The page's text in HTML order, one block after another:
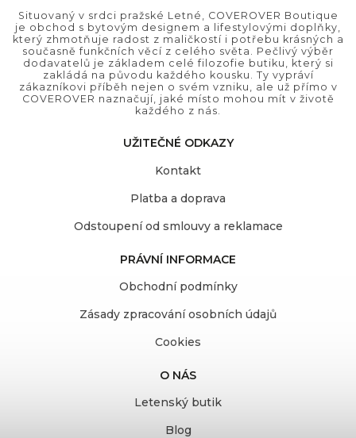
Situovaný v srdci pražské Letné, COVEROVER Boutique
je obchod s bytovým designem a lifestylovými doplňky,
který zhmotňuje radost z maličkostí i potřebu krásných a
současně funkčních věcí z celého světa. Pečlivý výběr
dodavatelů je základem celé filozofie butiku, který si
zakládá na původu každého kousku. Ty vypráví
zákazníkovi příběh nejen o svém vzniku, ale už přímo v
COVEROVER naznačují, jaké místo mohou mít v životě
každého z nás.
UŽITEČNÉ ODKAZY
Kontakt
Platba a doprava
Odstoupení od smlouvy a reklamace
PRÁVNÍ INFORMACE
Obchodní podmínky
Zásady zpracování osobních údajů
Cookies
O NÁS
Letenský butik
Blog